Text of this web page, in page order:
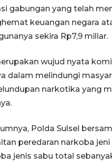
gabungan yang telah
keuangan negara
sekira Rp7,9 miliar.
wujud nyata
dalam melindungi
narkotika yang
Polda Sulsel
peredaran narkoba
jenis sabu total